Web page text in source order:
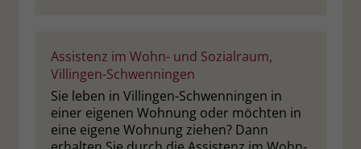
Assistenz im Wohn- und Sozialraum,
Villingen-Schwenningen
Sie leben in Villingen-Schwenningen in
einer eigenen Wohnung oder möchten in
eine eigene Wohnung ziehen? Dann